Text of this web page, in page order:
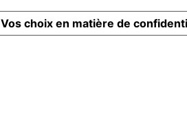
Vos choix en matière de